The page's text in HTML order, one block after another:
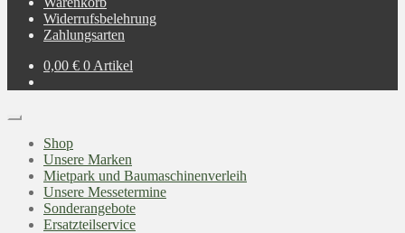
Widerrufsbelehrung
Zahlungsarten
0,00 € 0 Artikel
Shop
Unsere Marken
Mietpark und Baumaschinenverleih
Unsere Messetermine
Sonderangebote
Ersatzteilservice